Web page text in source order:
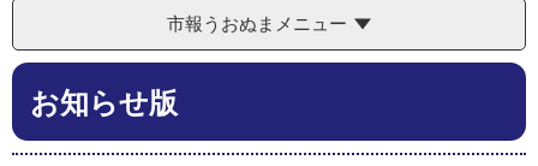
市報うおぬまメニュー
本
お知らせ版